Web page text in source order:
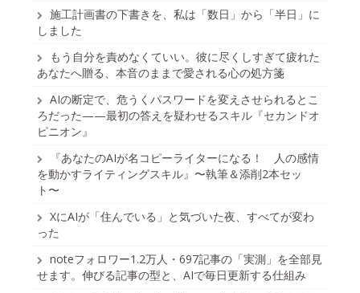
施工計画書の下書きを、私は「数日」から「半日」に
しました
もう自分を責めなくていい。彼に尽くしすぎて疲れた
あなたへ贈る、本音のままで愛される心の処方箋
AIの断定で、危うくパスワードを変えさせられるとこ
ろだった——最初の答えを疑わせるスキル『セカンドオ
ピニオン』
『あなたのAIが名コピーライターになる！ 人の感情
を動かすライティングスキル』〜執筆＆添削2本セッ
ト〜
XにAIが「住んでいる」と気づいた夜、すべてが変わ
った
noteフォロワー1.2万人・697記事の「実測」を全部見
せます。伸びる記事の型と、AIで毎日更新する仕組み